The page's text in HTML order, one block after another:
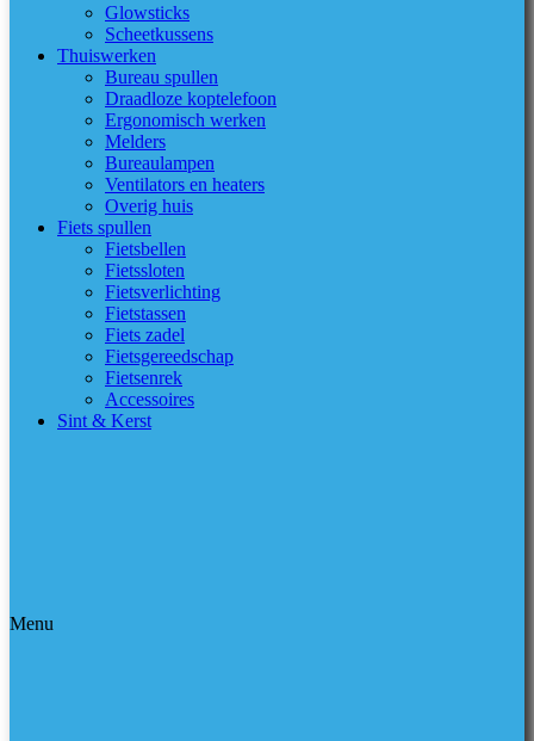
Glowsticks
Scheetkussens
Thuiswerken
Bureau spullen
Draadloze koptelefoon
Ergonomisch werken
Melders
Bureaulampen
Ventilators en heaters
Overig huis
Fiets spullen
Fietsbellen
Fietssloten
Fietsverlichting
Fietstassen
Fiets zadel
Fietsgereedschap
Fietsenrek
Accessoires
Sint & Kerst
Menu